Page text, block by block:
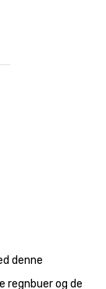
denne
regnbuer og de